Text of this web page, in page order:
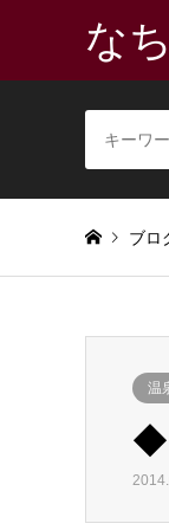
な
ブロ
温